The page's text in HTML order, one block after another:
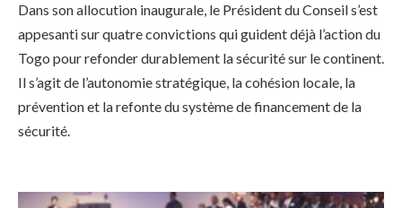
Dans son allocution inaugurale, le Président du Conseil s’est
appesanti sur quatre convictions qui guident déjà l’action du
Togo pour refonder durablement la sécurité sur le continent.
Il s’agit de l’autonomie stratégique, la cohésion locale, la
prévention et la refonte du système de financement de la
sécurité.